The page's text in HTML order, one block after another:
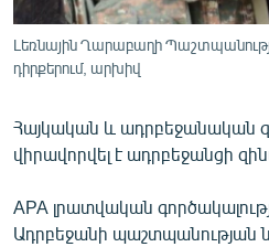
ՏՏ ԵՒ ԻՆՏԵՐՆԵՏ
ԿՈՐՈՆԱՎԻՐՈՒՍ
ՏԵՍԱՆՅՈՒԹԵՐ
ՁԳՏԵԼՈՎ ԼԱՎԱԳՈՒՅՆԻՆ
Լեռնային Ղարաբաղի
դիրքերում, արխիվ
Հայկական և ադրբեջանական
վիրավորվել է ադրբեջանցի
APA լրատվական
Ադրբեջանի պաշտպանության